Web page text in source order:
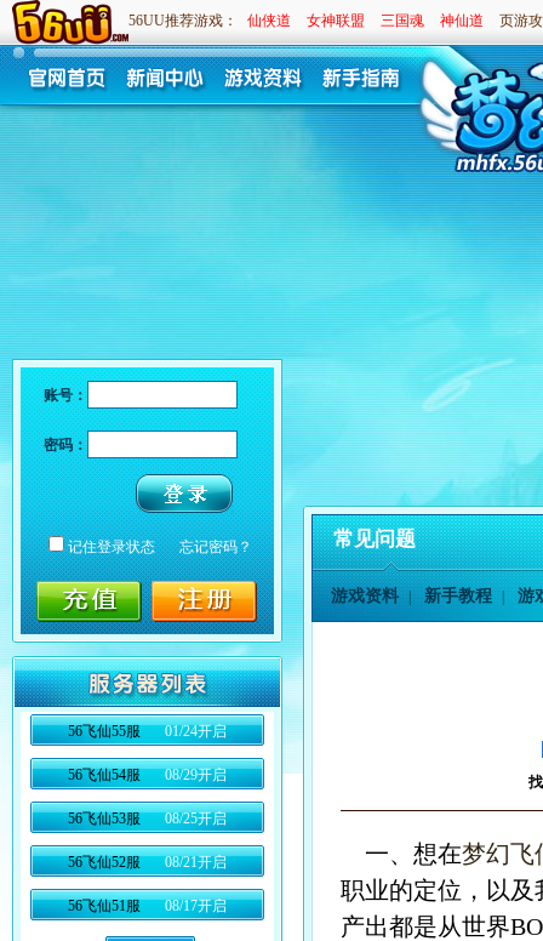
56UU推荐游戏： 仙侠道 女神联盟 三国魂 神仙道 页游
账号：
密码：
记住登录状态 忘记密码？
56飞仙55服 01/24开启
56飞仙54服 08/29开启
56飞仙53服 08/25开启
56飞仙52服 08/21开启
56飞仙51服 08/17开启
常见问题
游戏资料 新手教程 游
一、想在梦幻飞
职业的定位，以
产出都是从世界